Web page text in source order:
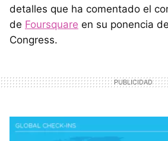
detalles que ha comentado el
de Foursquare en su ponencia
Congress.